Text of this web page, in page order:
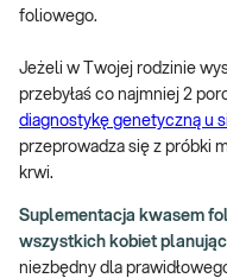
foliowego.
Jeżeli w Twojej rodzinie
przebyłaś co najmniej 2
diagnostykę genetyczną u
przeprowadza się z próbki
krwi.
Suplementacja kwasem
wszystkich kobiet
niezbędny dla